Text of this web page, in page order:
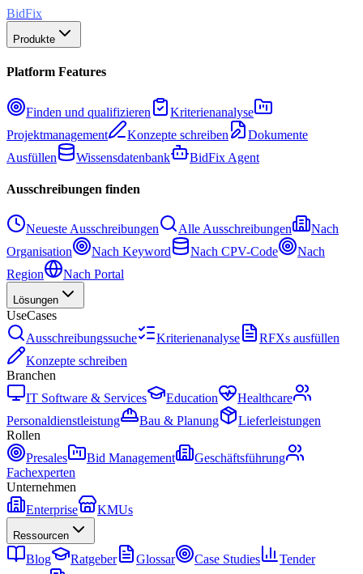
BidFix
Produkte
Platform Features
Finden und qualifizieren
Kriterienanalyse
Projektmanagement
Konzepte schreiben
Dokumente
Ausfüllen
Wissensdatenbank BidFix Agent
Ausschreibungen finden
Neueste Ausschreibungen Alle Ausschreibungen
Nach
Organisation
Nach Keyword Nach CPV-Code
Nach
Region
Nach Portal
Lösungen
UseCases
Ausschreibungssuche
Kriterienanalyse
RFXs ausfüllen
Konzepte schreiben
Branchen
IT Software & Services
Education
Healthcare
Personaldienstleistung
Bau & Planung
Lieferleistungen
Rollen
Presales
Bid Management
Geschäftsführung
Fachexperten
Unternehmen
Enterprise
KMUs
Ressourcen
Blog Ratgeber Glossar Case Studies
Tender